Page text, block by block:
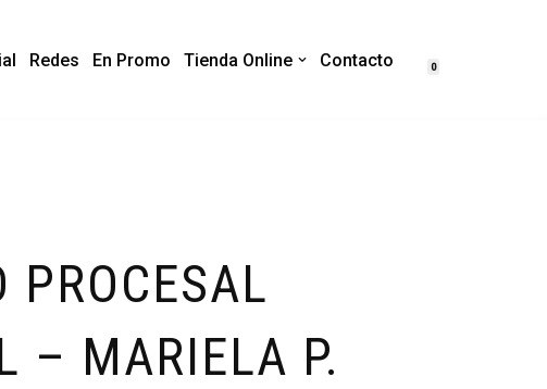
Redes En Promo Tienda Online Contacto 0
PROCESAL
– MARIELA P.